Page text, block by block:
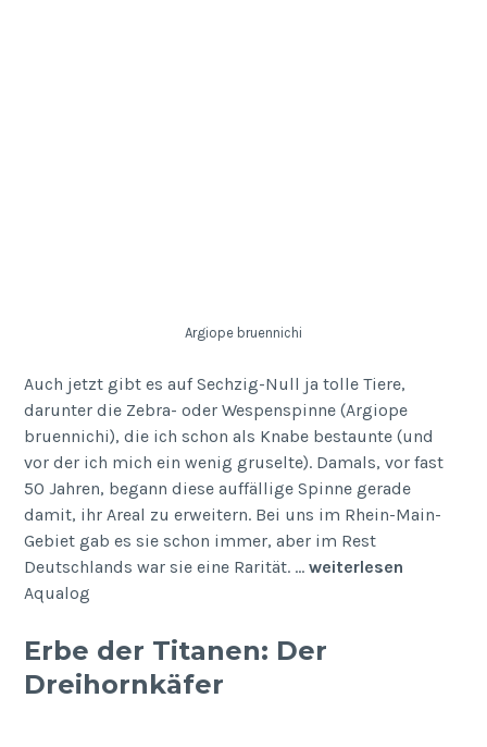
Argiope bruennichi
Auch jetzt gibt es auf Sechzig-Null ja tolle Tiere,
darunter die Zebra- oder Wespenspinne (Argiope
bruennichi), die ich schon als Knabe bestaunte (und
vor der ich mich ein wenig gruselte). Damals, vor fast
50 Jahren, begann diese auffällige Spinne gerade
damit, ihr Areal zu erweitern. Bei uns im Rhein-Main-
Gebiet gab es sie schon immer, aber im Rest
Deutschlands war sie eine Rarität. …weiterlesen
Aqualog
Erbe der Titanen: Der
Dreihornkäfer